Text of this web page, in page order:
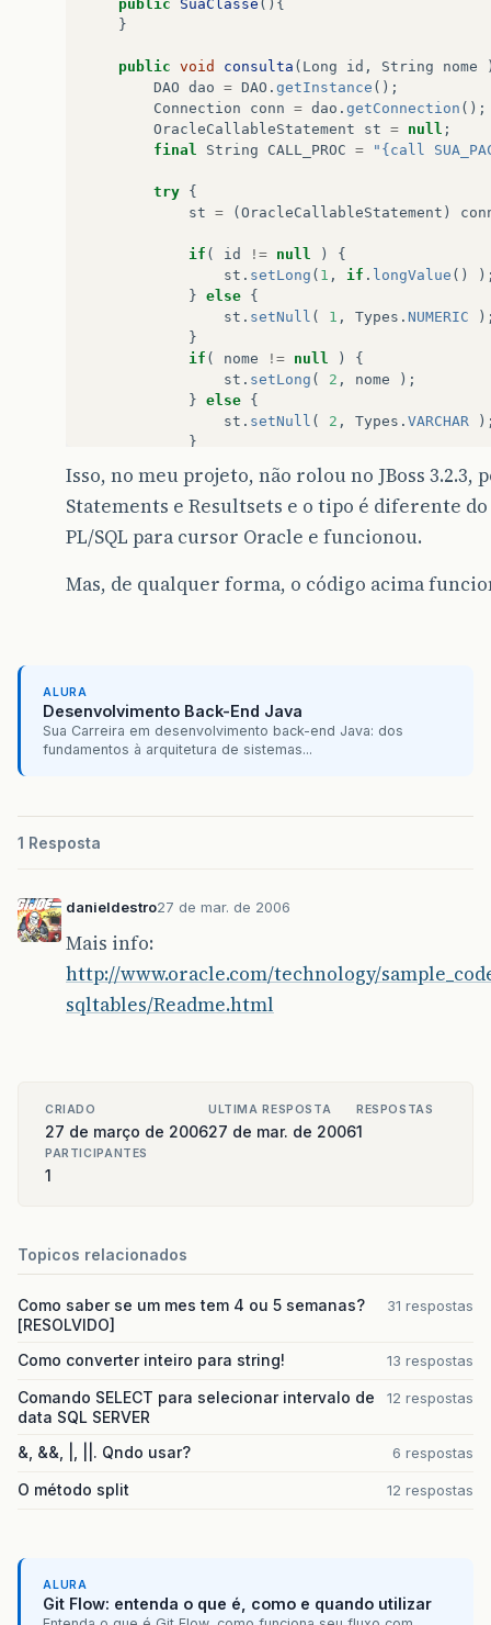
public
SuaClasse (){
}
public void consulta ( Long id , String nome
DAO dao = DAO . getInstance ();
Connection
conn = dao . getConnection ();
OracleCallableStatement
st = null ;
final
String CALL_PROC = "{call
try {
st = ( OracleCallableStatement )
if ( id != null )
{
st . setLong ( 1 , if . longValue ()
} else {
st . setNull ( 1 , Types . NUMERIC
}
if ( nome != null )
{
st . setLong ( 2 , nome
);
} else {
st . setNull ( 2 , Types . VARCHAR
}
final int MAXLEN = 1000;
final
int MAXLENSTR = 200;
st .registerIndexTableOutParameter
st.registerIndexTableOutParameter(
} catch (SQLException e)
{
throw
new RuntimeException
if( conn != null ) try { conn.
Isso, no meu projeto, não rolou no JBoss
Statements e Resultsets e o tipo é diferente
PL/SQL para cursor Oracle e funcionou.
Mas, de qualquer forma, o código acima
ALURA
Desenvolvimento Back-End Java
Sua Carreira em desenvolvimento back-end Java: dos
fundamentos à arquitetura de sistemas...
1 Resposta
danieldestro27 de mar. de 2006
Mais info:
http://www.oracle.com/technology/
sqltables/Readme.html
CRIADO
27 de março de 2006
ULTIMA RESPOSTA
27 de mar. de 2006
RESPOSTAS
1
PARTICIPANTES
1
Topicos relacionados
Como saber se um mes tem 4 ou 5 semanas?
[RESOLVIDO]
31 respostas
Como converter inteiro para string! 13 respostas
Comando SELECT para selecionar intervalo de
data SQL SERVER
12 respostas
&, &&, |, ||. Qndo usar? 6 respostas
O método split 12 respostas
ALURA
Git Flow: entenda o que é, como e quando utilizar